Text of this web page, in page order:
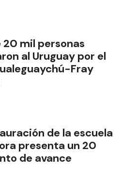
20 mil personas
al Uruguay por el
Fray
de la escuela
presenta un 20
de avance